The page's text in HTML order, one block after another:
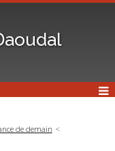
de demain